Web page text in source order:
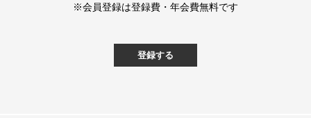
※会員登録は登録費・年会費無料です
登録する